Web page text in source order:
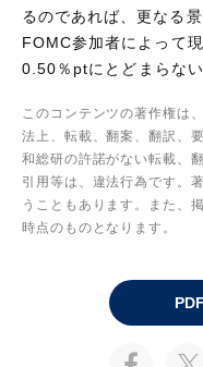
るのであれば、更なる
FOMC参加者によって
0.50％ptにとどまらな
このコンテンツの著作権は
法上、転載、翻案、翻訳、
和総研の許諾がない転載、
引用等は、違法行為です。
うこともあります。また、
時点のものとなります。